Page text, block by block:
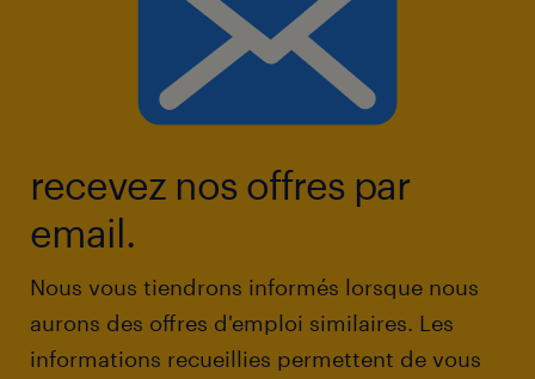
recevez nos offres par
email.
Nous vous tiendrons informés lorsque nous
aurons des offres d'emploi similaires. Les
informations recueillies permettent de vous